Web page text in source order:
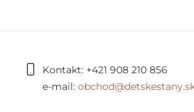
Kontakt: +421 908 210 856
e-mail: